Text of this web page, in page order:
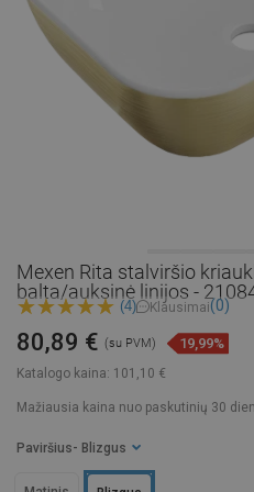
Mexen Rita stalviršio
balta/auksinė linijos -
(4) Klausimai(0)
Katalogo kaina: 101,10 €
80,89 € (su PVM) 19,99%
Mažiausia kaina nuo paskutinių 30
Paviršius - Blizgus